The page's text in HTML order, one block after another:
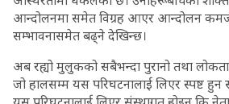
आन्दोलनमा समेत विग्रह आएर आन्दोलन
सम्भावनासमेत बढ्ने देखिन्छ।
अब रह्यो मुलुकको सबैभन्दा पुरानो तथा
जो हालसम्म यस परिघटनालाई लिएर स्पष्ट